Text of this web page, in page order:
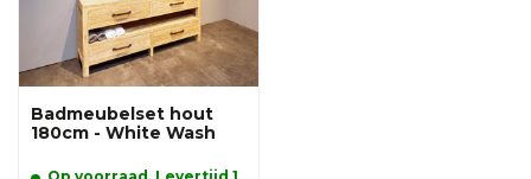
Badmeubelset hout
180cm - White Wash